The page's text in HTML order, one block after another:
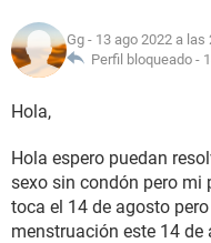
NUTRICIÓN
BIENESTAR
SEXUALIDAD
GLOSARIO
Gg - 13 ago 2022 a las
Perfil bloqueado -
Hola,
Hola espero puedan
sexo sin condón pero mi
toca el 14 de agosto
menstruación este 14